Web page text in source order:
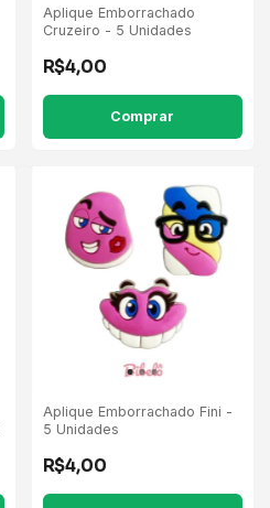
Aplique Emborrachado
Cruzeiro - 5 Unidades
R$4,00
Aplique Emborrachado Fini -
5 Unidades
R$4,00